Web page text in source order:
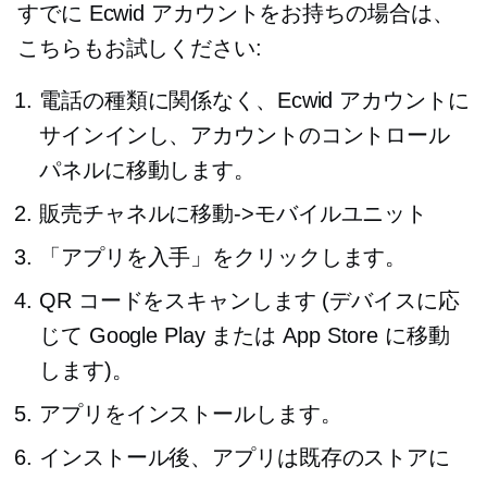
すでに Ecwid アカウントをお持ちの場合は、
こちらもお試しください:
電話の種類に関係なく、Ecwid アカウントに
サインインし、アカウントのコントロール
パネルに移動します。
販売チャネルに移動->モバイルユニット
「アプリを入手」をクリックします。
QR コードをスキャンします (デバイスに応
じて Google Play または App Store に移動
します)。
アプリをインストールします。
インストール後、アプリは既存のストアに